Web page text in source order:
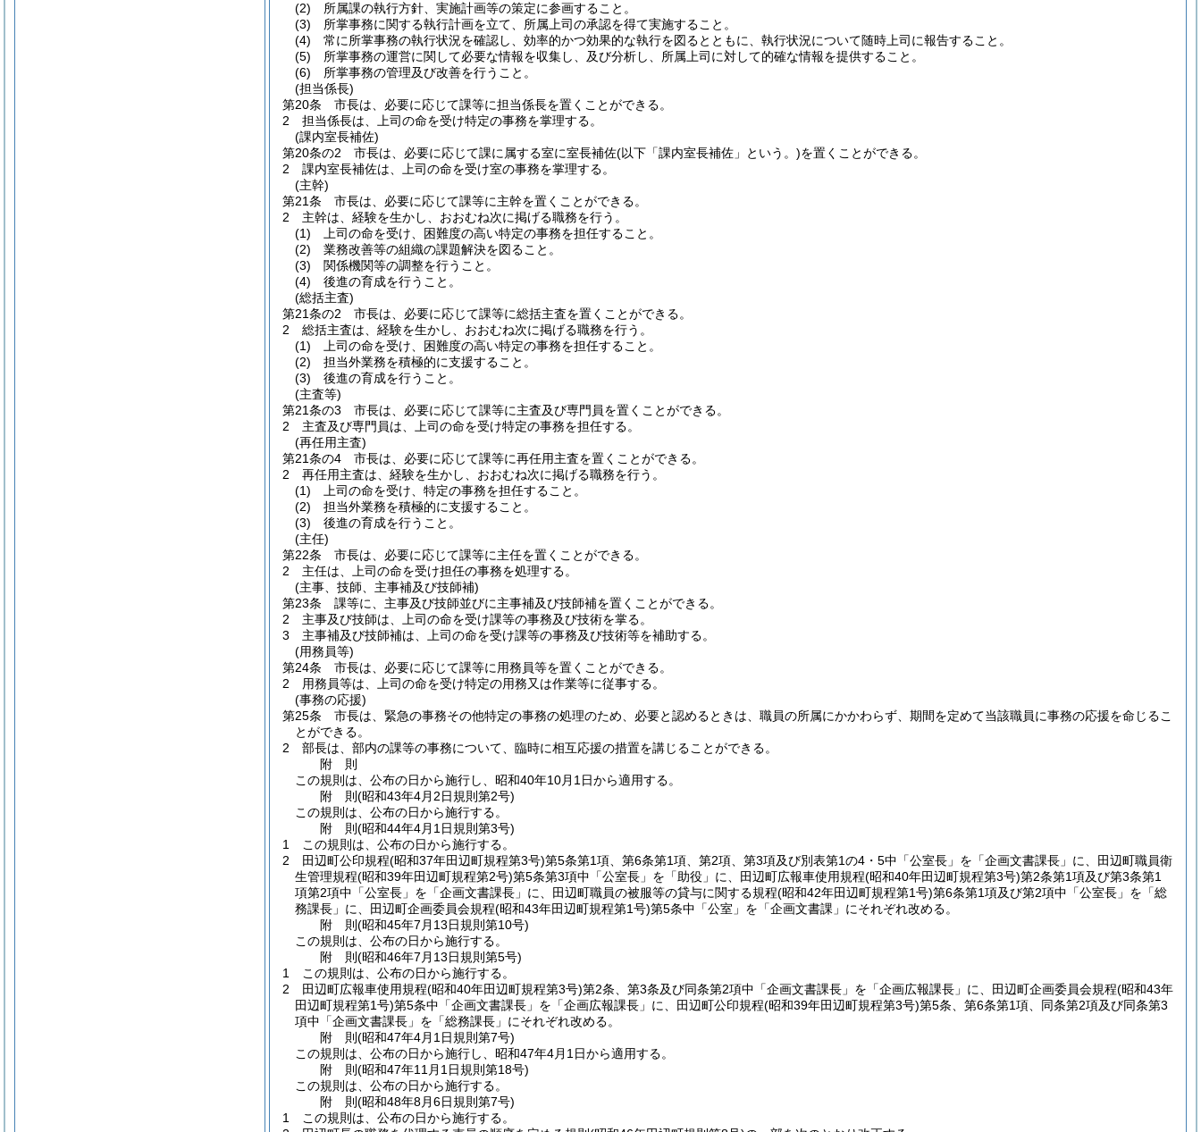
(2)
所属課の執行方針、実施計画等の策定に参画すること。
(3)
所掌事務に関する執行計画を立て、所属上司の承認を得て実施すること。
(4)
常に所掌事務の執行状況を確認し、効率的かつ効果的な執行を図るとともに、執行状況について随時上司に報告すること。
(5)
所掌事務の運営に関して必要な情報を収集し、及び分析し、所属上司に対して的確な情報を提供すること。
(6)
所掌事務の管理及び改善を行うこと。
(担当係長)
第20条
市長は、必要に応じて課等に担当係長を置くことができる。
2
担当係長は、上司の命を受け特定の事務を掌理する。
(課内室長補佐)
第20条の2
市長は、必要に応じて課に属する室に室長補佐(以下「課内室長補佐」という。)を置くことができる。
2
課内室長補佐は、上司の命を受け室の事務を掌理する。
(主幹)
第21条
市長は、必要に応じて課等に主幹を置くことができる。
2
主幹は、経験を生かし、おおむね次に掲げる職務を行う。
(1)
上司の命を受け、困難度の高い特定の事務を担任すること。
(2)
業務改善等の組織の課題解決を図ること。
(3)
関係機関等の調整を行うこと。
(4)
後進の育成を行うこと。
(総括主査)
第21条の2
市長は、必要に応じて課等に総括主査を置くことができる。
2
総括主査は、経験を生かし、おおむね次に掲げる職務を行う。
(1)
上司の命を受け、困難度の高い特定の事務を担任すること。
(2)
担当外業務を積極的に支援すること。
(3)
後進の育成を行うこと。
(主査等)
第21条の3
市長は、必要に応じて課等に主査及び専門員を置くことができる。
2
主査及び専門員は、上司の命を受け特定の事務を担任する。
(再任用主査)
第21条の4
市長は、必要に応じて課等に再任用主査を置くことができる。
2
再任用主査は、経験を生かし、おおむね次に掲げる職務を行う。
(1)
上司の命を受け、特定の事務を担任すること。
(2)
担当外業務を積極的に支援すること。
(3)
後進の育成を行うこと。
(主任)
第22条
市長は、必要に応じて課等に主任を置くことができる。
2
主任は、上司の命を受け担任の事務を処理する。
(主事、技師、主事補及び技師補)
第23条
課等に、主事及び技師並びに主事補及び技師補を置くことができる。
2
主事及び技師は、上司の命を受け課等の事務及び技術を掌る。
3
主事補及び技師補は、上司の命を受け課等の事務及び技術等を補助する。
(用務員等)
第24条
市長は、必要に応じて課等に用務員等を置くことができる。
2
用務員等は、上司の命を受け特定の用務又は作業等に従事する。
(事務の応援)
第25条
市長は、緊急の事務その他特定の事務の処理のため、必要と認めるときは、職員の所属にかかわらず、期間を定めて当該職員に事務の応援を命じるこ
とができる。
2
部長は、部内の課等の事務について、臨時に相互応援の措置を講じることができる。
附 則
この規則は、公布の日から施行し、昭和40年10月1日から適用する。
附 則(昭和43年4月2日規則第2号)
この規則は、公布の日から施行する。
附 則(昭和44年4月1日規則第3号)
1
この規則は、公布の日から施行する。
2
田辺町公印規程(昭和37年田辺町規程第3号)第5条第1項、第6条第1項、第2項、第3項及び別表第1の4・5中「公室長」を「企画文書課長」に、田辺町職員衛
生管理規程(昭和39年田辺町規程第2号)第5条第3項中「公室長」を「助役」に、田辺町広報車使用規程(昭和40年田辺町規程第3号)第2条第1項及び第3条第1
項第2項中「公室長」を「企画文書課長」に、田辺町職員の被服等の貸与に関する規程(昭和42年田辺町規程第1号)第6条第1項及び第2項中「公室長」を「総
務課長」に、田辺町企画委員会規程(昭和43年田辺町規程第1号)第5条中「公室」を「企画文書課」にそれぞれ改める。
附 則(昭和45年7月13日規則第10号)
この規則は、公布の日から施行する。
附 則(昭和46年7月13日規則第5号)
1
この規則は、公布の日から施行する。
2
田辺町広報車使用規程(昭和40年田辺町規程第3号)第2条、第3条及び同条第2項中「企画文書課長」を「企画広報課長」に、田辺町企画委員会規程(昭和43年
田辺町規程第1号)第5条中「企画文書課長」を「企画広報課長」に、田辺町公印規程(昭和39年田辺町規程第3号)第5条、第6条第1項、同条第2項及び同条第3
項中「企画文書課長」を「総務課長」にそれぞれ改める。
附 則(昭和47年4月1日規則第7号)
この規則は、公布の日から施行し、昭和47年4月1日から適用する。
附 則(昭和47年11月1日規則第18号)
この規則は、公布の日から施行する。
附 則(昭和48年8月6日規則第7号)
1
この規則は、公布の日から施行する。